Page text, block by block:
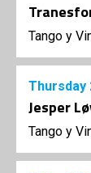
Tango y
Thursday
Jesper
Tango y